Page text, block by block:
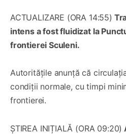
ACTUALIZARE (ORA 14:55)
intens a fost fluidizat la
frontierei Sculeni.
Autoritățile anunță că
condiții normale, cu timpi
frontierei.
ȘTIREA INIȚIALĂ (ORA 09:20)